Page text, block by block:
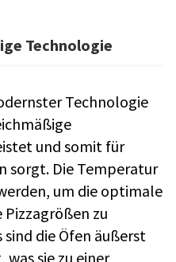
Technologie
Technologie
und somit für
sorgt. Die Temperatur
um die optimale
Pizzagrößen zu
sind die Öfen äußerst
sie zu einer